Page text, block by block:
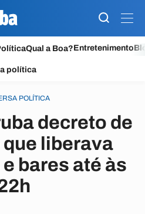
Qual a Boa?Entretenimento
política
POLÍTICA
decreto de
liberava
bares até às